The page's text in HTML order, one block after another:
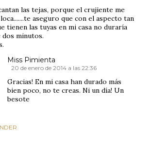
las tejas, porque el crujiente me
aseguro que con el aspecto tan
tienen las tuyas en mi casa no duraría
dos minutos.
Miss Pimienta
20 de enero de 2014 a las 22:36
Gracias! En mi casa han durado más
bien poco, no te creas. Ni un día! Un
besote